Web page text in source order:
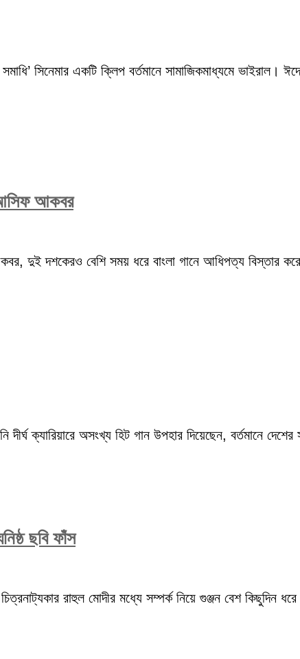
সিনেমার একটি ক্লিপ বর্তমানে সামাজিকমাধ্যমে ভাইরাল।
আকবর
দুই দশকেরও বেশি সময় ধরে বাংলা গানে আধিপত্য বিস্তার করে
ক্যারিয়ারে অসংখ্য হিট গান উপহার দিয়েছেন, বর্তমানে
ছবি ফাঁস
রাহুল মোদীর মধ্যে সম্পর্ক নিয়ে গুঞ্জন বেশ কিছুদিন